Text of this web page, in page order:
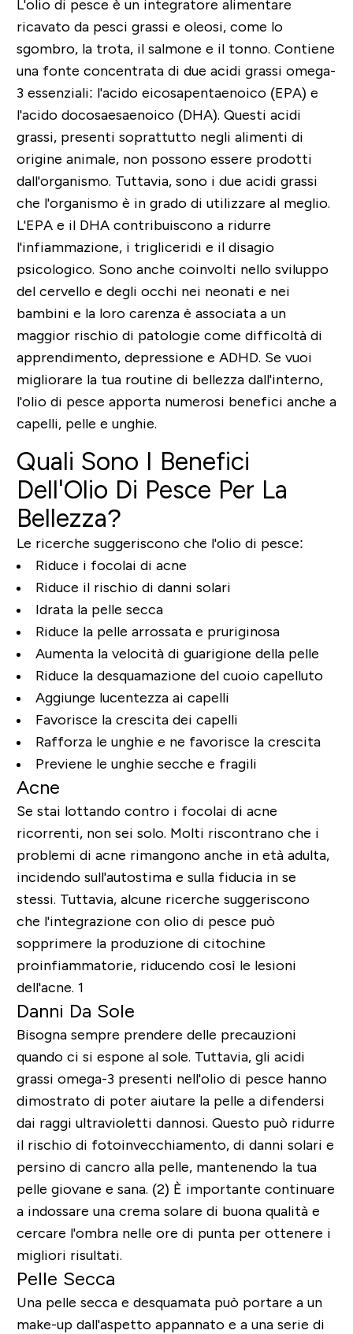
L'olio di pesce è un integratore alimentare
ricavato da pesci grassi e oleosi, come lo
sgombro, la trota, il salmone e il tonno. Contiene
una fonte concentrata di due acidi grassi omega-
3 essenziali: l'acido eicosapentaenoico (EPA) e
l'acido docosaesaenoico (DHA). Questi acidi
grassi, presenti soprattutto negli alimenti di
origine animale, non possono essere prodotti
dall'organismo. Tuttavia, sono i due acidi grassi
che l'organismo è in grado di utilizzare al meglio.
L'EPA e il DHA contribuiscono a ridurre
l'infiammazione, i trigliceridi e il disagio
psicologico. Sono anche coinvolti nello sviluppo
del cervello e degli occhi nei neonati e nei
bambini e la loro carenza è associata a un
maggior rischio di patologie come difficoltà di
apprendimento, depressione e ADHD. Se vuoi
migliorare la tua routine di bellezza dall'interno,
l'olio di pesce apporta numerosi benefici anche a
capelli, pelle e unghie.
Quali Sono I Benefici
Dell'Olio Di Pesce Per La
Bellezza?
Le ricerche suggeriscono che l'olio di pesce:
Riduce i focolai di acne
Riduce il rischio di danni solari
Idrata la pelle secca
Riduce la pelle arrossata e pruriginosa
Aumenta la velocità di guarigione della pelle
Riduce la desquamazione del cuoio capelluto
Aggiunge lucentezza ai capelli
Favorisce la crescita dei capelli
Rafforza le unghie e ne favorisce la crescita
Previene le unghie secche e fragili
Acne
Se stai lottando contro i focolai di acne
ricorrenti, non sei solo. Molti riscontrano che i
problemi di acne rimangono anche in età adulta,
incidendo sull'autostima e sulla fiducia in se
stessi. Tuttavia, alcune ricerche suggeriscono
che l'integrazione con olio di pesce può
sopprimere la produzione di citochine
proinfiammatorie, riducendo così le lesioni
dell'acne. 1
Danni Da Sole
Bisogna sempre prendere delle precauzioni
quando ci si espone al sole. Tuttavia, gli acidi
grassi omega-3 presenti nell'olio di pesce hanno
dimostrato di poter aiutare la pelle a difendersi
dai raggi ultravioletti dannosi. Questo può ridurre
il rischio di fotoinvecchiamento, di danni solari e
persino di cancro alla pelle, mantenendo la tua
pelle giovane e sana. (2) È importante continuare
a indossare una crema solare di buona qualità e
cercare l'ombra nelle ore di punta per ottenere i
migliori risultati.
Pelle Secca
Una pelle secca e desquamata può portare a un
make-up dall'aspetto appannato e a una serie di